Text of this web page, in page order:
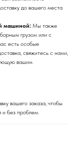
до вашего места
машиной: Мы также
грузом или с
есть особые
свяжитесь с нами,
вашим
вашего заказа, чтобы
и без проблем.